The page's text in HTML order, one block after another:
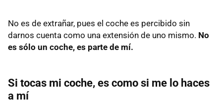
No es de extrañar, pues el coche es percibido sin
darnos cuenta como una extensión de uno mismo. No
es sólo un coche, es parte de mí.
Si tocas mi coche, es como si me lo haces
a mí